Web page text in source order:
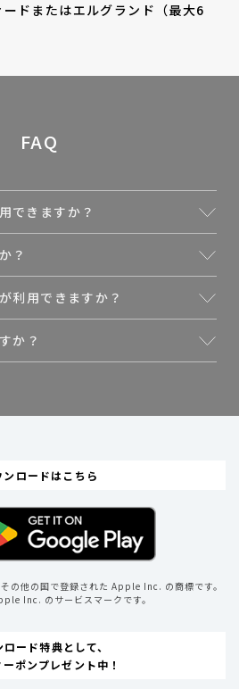
ドまたはエルグランド（最大6
FAQ
できますか？
ィール・GO BUSINESS 代理配車の即
ます。（AI予約では利用不可）
？
利用できますか？
ードもしくは請求書払い）のみ利用可
か？
ンロードはこちら
の他の国で登録された Apple Inc. の商標です。
Inc. のサービスマークです。
ード特典として、
ポンプレゼント中！